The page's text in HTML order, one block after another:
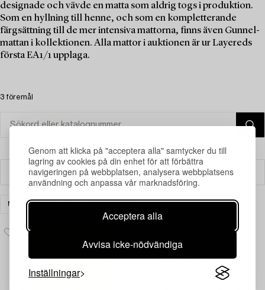
Genom att klicka på "acceptera alla" samtycker du till
lagring av cookies på din enhet för att förbättra
navigeringen på webbplatsen, analysera webbplatsens
användning och anpassa vår marknadsföring.
Acceptera alla
Avvisa icke-nödvändiga
Inställningar
designade och vävde en matta som aldrig togs i produktion.
Som en hyllning till henne, och som en kompletterande
färgsättning till de mer intensiva mattorna, finns även Gunnel-
mattan i kollektionen. Alla mattor i auktionen är ur Layereds
första EA1/1 upplaga.
3 föremål
Filter
MATTOR & TEXTIL